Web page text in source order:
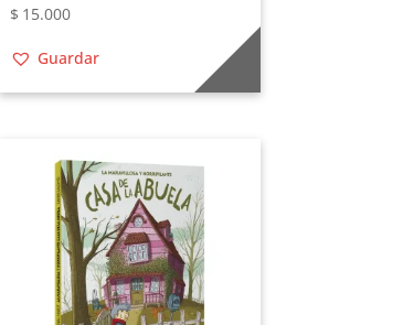
$ 15.000
Guardar